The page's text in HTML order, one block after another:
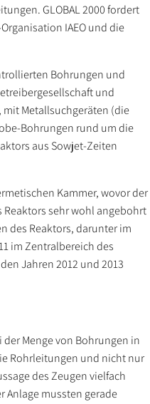
GLOBAL 2000 fordert
IAEO und die
Bohrungen und
und
Metallsuchgeräten (die
Bohrungen rund um die
aus Sowjet-Zeiten
Kammer, wovor der
sehr wohl angebohrt
des Reaktors, darunter im
im Zentralbereich des
Jahren 2012 und 2013
Menge von Bohrungen in
Rohrleitungen und nicht nur
des Zeugen vielfach
mussten gerade